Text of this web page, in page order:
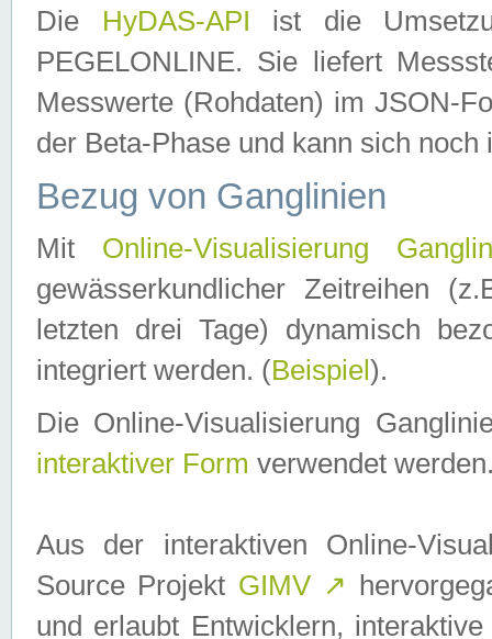
Die HyDAS-API ist die
PEGELONLINE. Sie liefert
Messwerte (Rohdaten) im JSON-
der Beta-Phase und kann sich noch
Bezug von Ganglinien
Mit Online-Visualisierung
gewässerkundlicher Zeitreihen
letzten drei Tage) dynamisch
integriert werden. (Beispiel ).
Die Online-Visualisierung
interaktiver Form verwendet
Aus der interaktiven Online-
Source Projekt GIMV ↗
und erlaubt Entwicklern,